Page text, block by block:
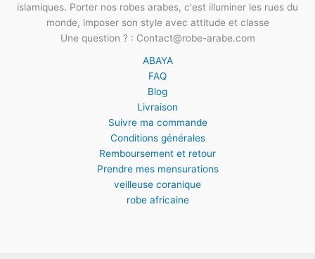
islamiques. Porter nos robes arabes, c'est illuminer les rues du
monde, imposer son style avec attitude et classe
Une question ? : Contact@robe-arabe.com
ABAYA
FAQ
Blog
Livraison
Suivre ma commande
Conditions générales
Remboursement et retour
Prendre mes mensurations
veilleuse coranique
robe africaine